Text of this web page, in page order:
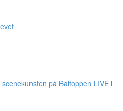
på Baltoppen LIVE i